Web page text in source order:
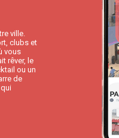
ville.
clubs et
vous
rêver, le
ou un
de